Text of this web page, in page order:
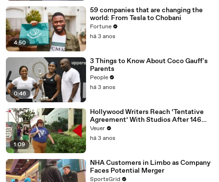
4:50
59 companies that are changing the
world: From Tesla to Chobani
Fortune
há 3 anos
0:46
3 Things to Know About Coco Gauff's
Parents
People
há 3 anos
1:09
Hollywood Writers Reach ‘Tentative
Agreement’ With Studios After 146
Day Strike
Veuer
há 3 anos
NHA Customers in Limbo as Company
Faces Potential Merger
SportsGrid